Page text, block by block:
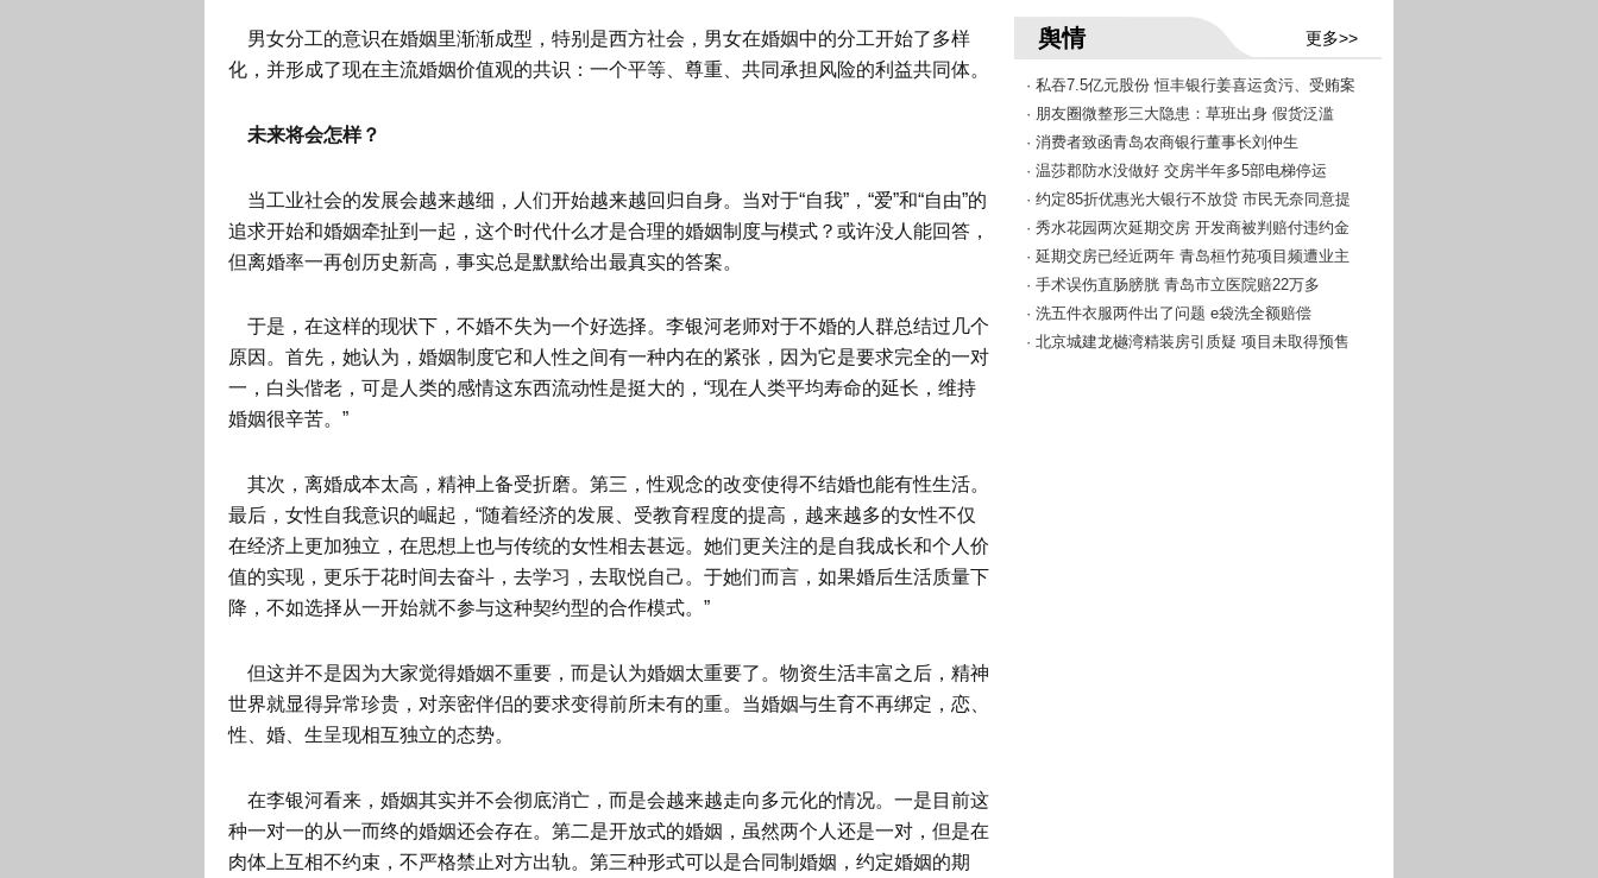
男女分工的意识在婚姻里渐渐成型，特别是西方社会，男女在婚姻中的分工开始了多样
化，并形成了现在主流婚姻价值观的共识：一个平等、尊重、共同承担风险的利益共同体。
未来将会怎样？
当工业社会的发展会越来越细，人们开始越来越回归自身。当对于“自我”，“爱”和“自由”的
追求开始和婚姻牵扯到一起，这个时代什么才是合理的婚姻制度与模式？或许没人能回答，
但离婚率一再创历史新高，事实总是默默给出最真实的答案。
于是，在这样的现状下，不婚不失为一个好选择。李银河老师对于不婚的人群总结过几个
原因。首先，她认为，婚姻制度它和人性之间有一种内在的紧张，因为它是要求完全的一对
一，白头偕老，可是人类的感情这东西流动性是挺大的，“现在人类平均寿命的延长，维持
婚姻很辛苦。”
其次，离婚成本太高，精神上备受折磨。第三，性观念的改变使得不结婚也能有性生活。
最后，女性自我意识的崛起，“随着经济的发展、受教育程度的提高，越来越多的女性不仅
在经济上更加独立，在思想上也与传统的女性相去甚远。她们更关注的是自我成长和个人价
值的实现，更乐于花时间去奋斗，去学习，去取悦自己。于她们而言，如果婚后生活质量下
降，不如选择从一开始就不参与这种契约型的合作模式。”
但这并不是因为大家觉得婚姻不重要，而是认为婚姻太重要了。物资生活丰富之后，精神
世界就显得异常珍贵，对亲密伴侣的要求变得前所未有的重。当婚姻与生育不再绑定，恋、
性、婚、生呈现相互独立的态势。
在李银河看来，婚姻其实并不会彻底消亡，而是会越来越走向多元化的情况。一是目前这
种一对一的从一而终的婚姻还会存在。第二是开放式的婚姻，虽然两个人还是一对，但是在
肉体上互相不约束，不严格禁止对方出轨。第三种形式可以是合同制婚姻，约定婚姻的期
舆情 更多>>
· 私吞7.5亿元股份 恒丰银行姜喜运贪污、受贿案
· 朋友圈微整形三大隐患：草班出身 假货泛滥
· 消费者致函青岛农商银行董事长刘仲生
· 温莎郡防水没做好 交房半年多5部电梯停运
· 约定85折优惠光大银行不放贷 市民无奈同意提
· 秀水花园两次延期交房 开发商被判赔付违约金
· 延期交房已经近两年 青岛桓竹苑项目频遭业主
· 手术误伤直肠膀胱 青岛市立医院赔22万多
· 洗五件衣服两件出了问题 e袋洗全额赔偿
· 北京城建龙樾湾精装房引质疑 项目未取得预售